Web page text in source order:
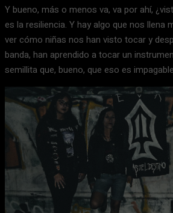
Y bueno, más o menos va, va por ahí,
es la resiliencia. Y hay algo que nos llena
ver cómo niñas nos han visto tocar y
banda, han aprendido a tocar un
semillita que, bueno, que eso es